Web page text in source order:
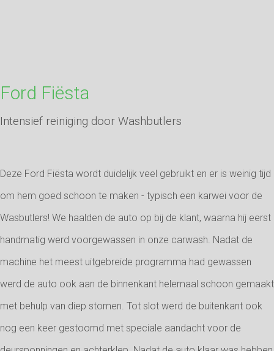
Ford Fiësta
Intensief reiniging door Washbutlers
Deze Ford Fiësta wordt duidelijk veel gebruikt en er is weinig tijd
om hem goed schoon te maken - typisch een karwei voor de
Wasbutlers! We haalden de auto op bij de klant, waarna hij eerst
handmatig werd voorgewassen in onze carwash. Nadat de
machine het meest uitgebreide programma had gewassen
werd de auto ook aan de binnenkant helemaal schoon gemaakt
met behulp van diep stomen. Tot slot werd de buitenkant ook
nog een keer gestoomd met speciale aandacht voor de